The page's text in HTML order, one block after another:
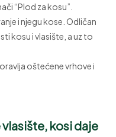
“Plod za kosu”.
i njegu kose. Odličan
kosu i vlasište, a uz to
oštećene vrhove i
kosi daje